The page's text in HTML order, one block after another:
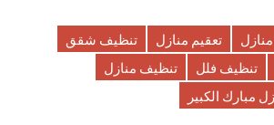
تعقيم منازل
تنظيف شقق
تنظيف فلل
تنظيف منازل
مبارك الكبير